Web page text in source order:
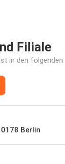
Filiale
in den
Berlin